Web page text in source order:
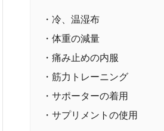
・冷、温湿布
・体重の減量
・痛み止めの内服
・筋力トレーニング
・サポーターの着用
・サプリメントの使用